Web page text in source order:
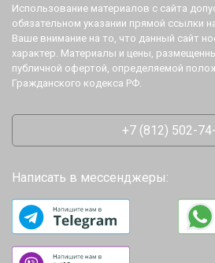
Использование материалов с сайта
обязательном указании прямой ссылки
Ваше внимание на то, что данный сайт
характер. Материалы и цены,
публичной офертой, определяемой
Гражданского кодекса РФ.
+7 (812) 502-
Написать в мессенджеры: